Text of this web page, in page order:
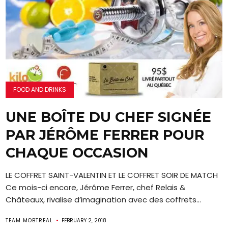
FOOD AND DRINKS
UNE BOÎTE DU CHEF SIGNÉE
PAR JÉRÔME FERRER POUR
CHAQUE OCCASION
LE COFFRET SAINT-VALENTIN ET LE COFFRET SOIR DE MATCH
Ce mois-ci encore, Jérôme Ferrer, chef Relais &
Châteaux, rivalise d’imagination avec des coffrets...
TEAM MOBTREAL FEBRUARY 2, 2018